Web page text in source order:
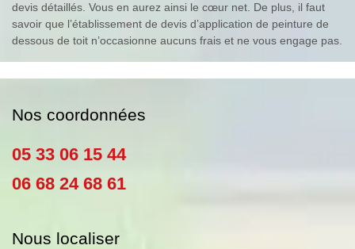
devis détaillés. Vous en aurez ainsi le cœur net. De plus, il faut
savoir que l’établissement de devis d’application de peinture de
dessous de toit n’occasionne aucuns frais et ne vous engage pas.
Nos coordonnées
05 33 06 15 44
06 68 24 68 61
Nous localiser